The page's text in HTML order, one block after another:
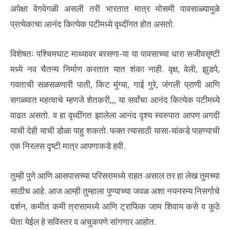
अपेक्षा वेगवेगळी असली तरी भारतात मात्र मोसमी पावसाळ्यामुळे
प्रत्येकाचा आनंद कित्येक पटीमध्ये वृध्दींगत होत असतो.
विशेषतः पश्चिमघाट माथ्यावर बरसणा-या या पावसाच्या धारा सजीवसृष्टी
मध्ये नव चैतन्य निर्माण करतात यात शंका नाही. वृक्ष, वेली, झुडपे,
गवताची सळसळणारी पाती, किट मुंग्या, गाई गुरे, जंगली प्राणी आणि
सगळ्यात महत्वाचे म्हणजे शेतकरी,,, या सर्वांचा आनंद कित्येक पटीमध्ये
वाढत असतो. व हा वृध्दींगत झालेला आनंद दृश्य स्वरुपात आपण अगदी
याची देही याची डोळा पाहु शकतो. फक्त त्यासाठी यासा-यांकडे पाहण्याची
एक निरलस दृष्टी मात्र आपणाकडे हवी.
तुम्ही पुणे आणि आसपासच्या परिसरामध्ये राहत असाल तर हा लेख तुमच्या
साठीच आहे. आज आम्ही तुम्हाला पुण्याच्या जवळ अशा नयनरम्य निसर्गाचे
दर्शन, कमीत कमी त्रासामध्ये आणि ट्राफिक जाम शिवाय कसे व कुठे
घेता येईल हे सविस्तर व अचुकपणे सांगणार आहोत.